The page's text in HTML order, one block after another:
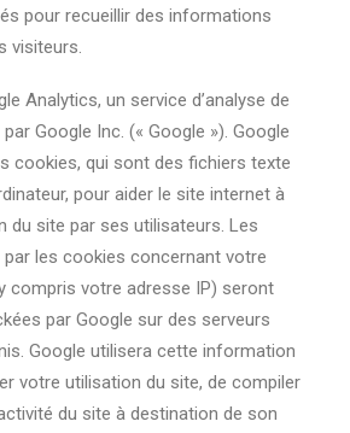
pour recueillir des informations
visiteurs.
Analytics, un service d’analyse de
Google Inc. (« Google »). Google
cookies, qui sont des fichiers texte
pour aider le site internet à
du site par ses utilisateurs. Les
les cookies concernant votre
compris votre adresse IP) seront
par Google sur des serveurs
Google utilisera cette information
votre utilisation du site, de compiler
du site à destination de son